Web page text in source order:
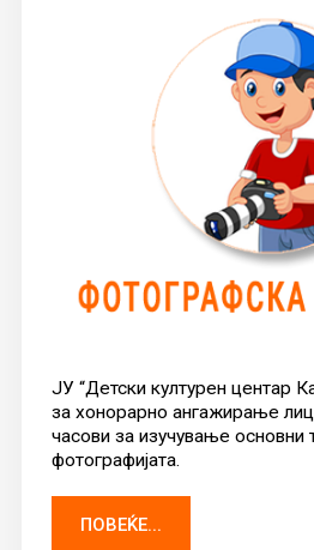
ЈУ “Детски културен центар
за хонорарно ангажирање
часови за изучување основни
фотографијата.
ПОВЕЌЕ...